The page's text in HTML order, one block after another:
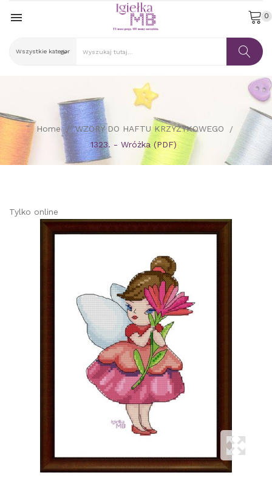
 0
Home
WZORY DO HAFTU KRZYŻYKOWEGO
1323. - Wróżka (PDF)
Tylko online